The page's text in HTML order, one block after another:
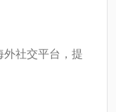
社交平台，提